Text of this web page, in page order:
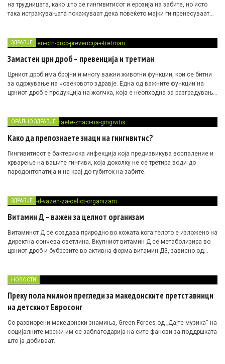
на трудницата, како што се гингивитисот и ерозија на забите, но исто
така истражувањата покажуваат дека повеќето мајки ги пренесуваат
ЗДРАВЈЕ
Замастен црн дроб – превенција и третман
Црниот дроб има бројни и многу важни животни функции, кои се битни
за одржување на човековото здравје. Една од важните функции на
црниот дроб е продукција на жолчка, која е неопходна за разградување
ОРАЛНО ЗДРАВЈЕ
Како да препознаете знаци на гингивитис?
Гингивитисот е бактериска инфекција која предизвикува воспаление и
крварење на вашите гингиви, која доколку не се третира води до
пародонтопатија и на крај до губиток на забите.
ЗДРАВЈЕ
Витамин Д – важен за целиот организам
Витаминот Д се создава природно во кожата кога телото е изложено на
директна сончева светлина. Вкупниот витамин Д се метаболизира во
црниот дроб и бубрезите во активна форма витамин Д3, зависно од
НОВОСТИ
Преку пола милион прегледи за македонските претставници
на детскиот Евросонг
Со развиорени македонски знамиња, Green Forces од „Дајте музика“ на
социјалните мрежи им се заблагодарија на сите фанови за поддршката
што ја добиваат.